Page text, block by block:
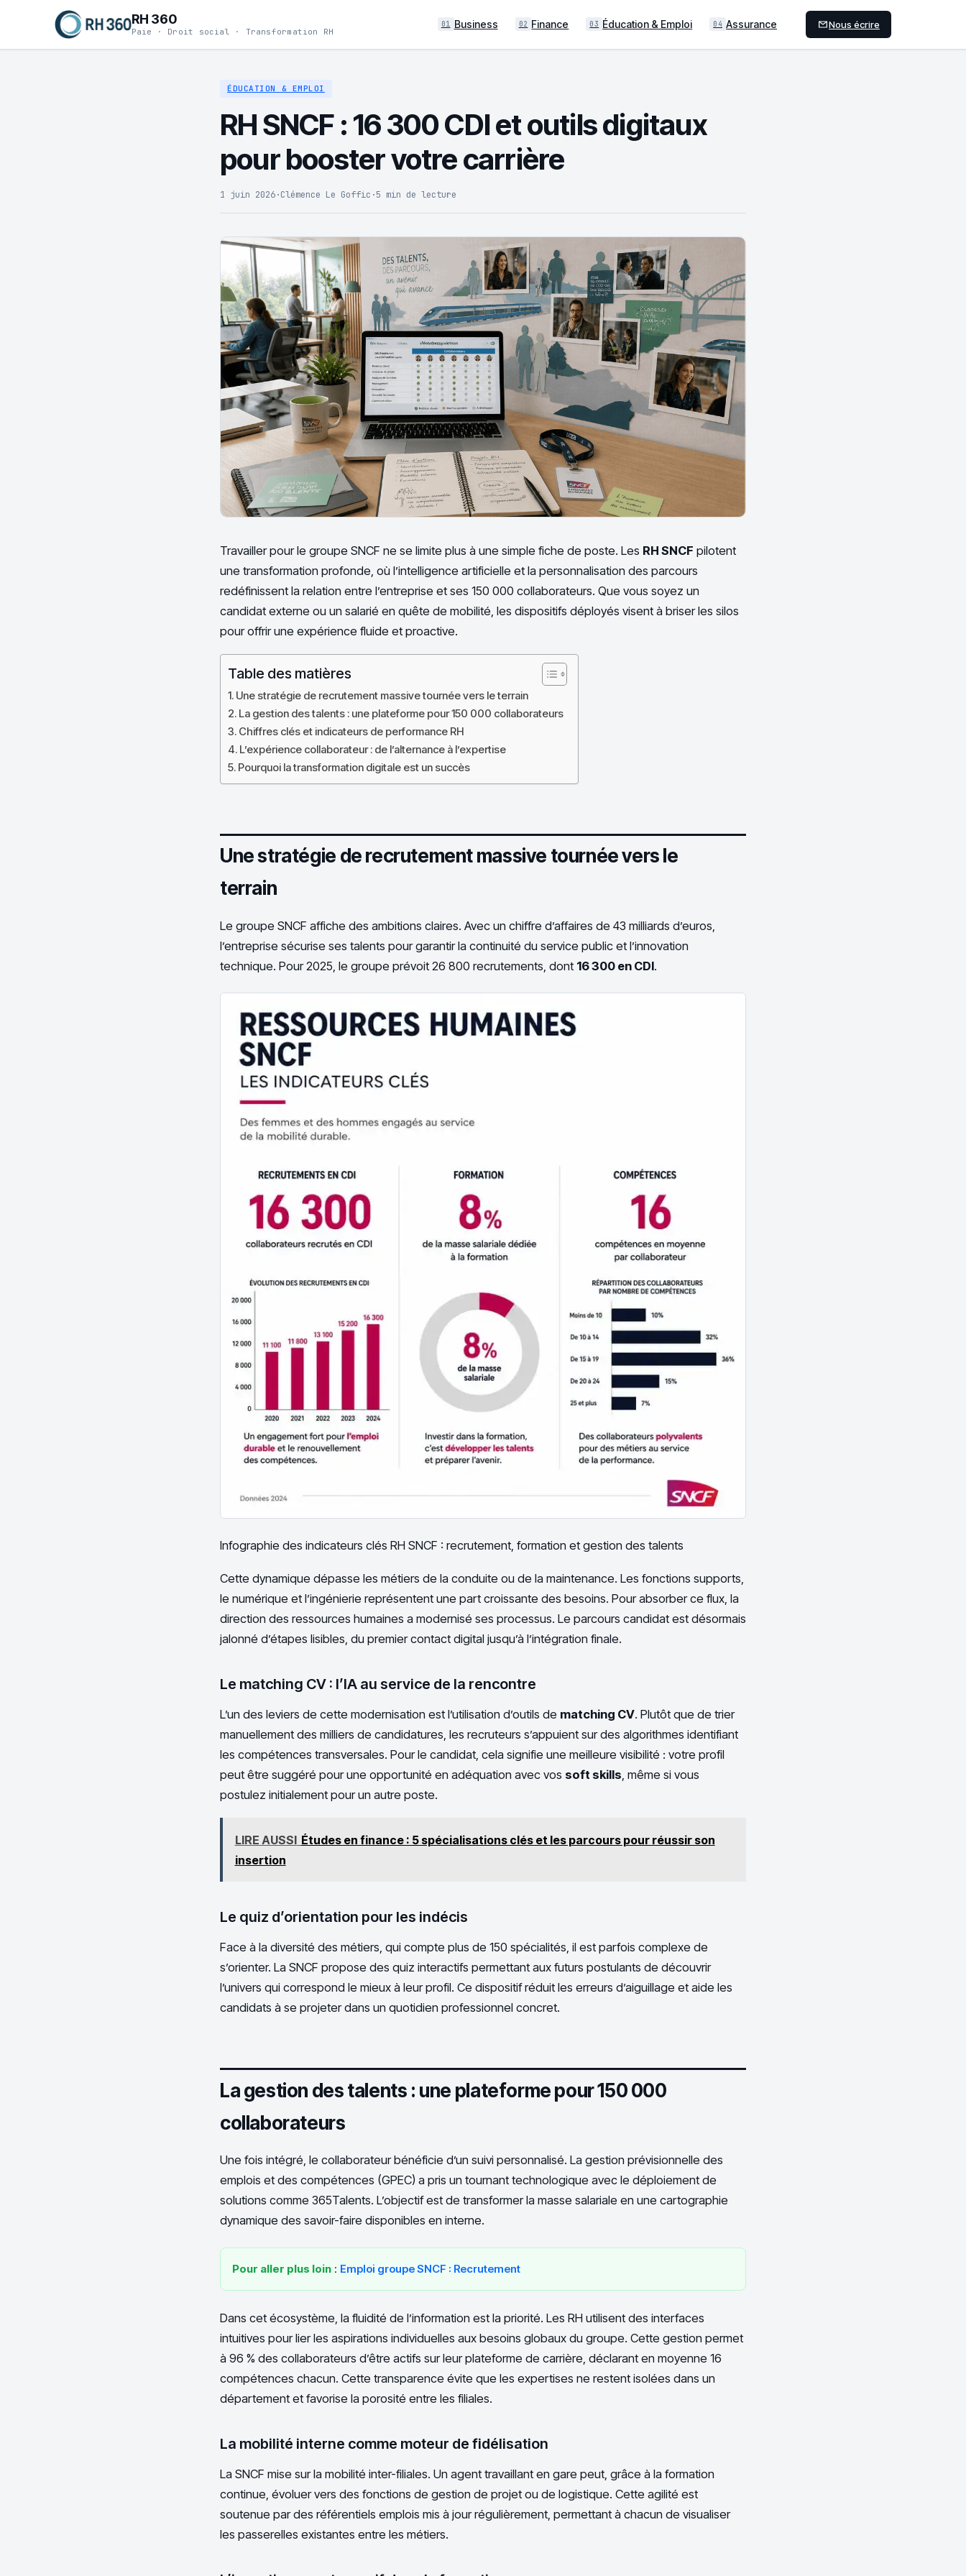
RH 360
Paie · Droit social · Transformation RH
01 Business 02 Finance 03 Éducation & Emploi 04 Assurance Nous écrire
ÉDUCATION & EMPLOI
RH SNCF : 16 300 CDI et outils digitaux
pour booster votre carrière
1 juin 2026·Clémence Le Goffic ·5 min de lecture
Travailler pour le groupe SNCF ne se limite plus à une simple fiche de poste. Les RH SNCF pilotent
une transformation profonde, où l’intelligence artificielle et la personnalisation des parcours
redéfinissent la relation entre l’entreprise et ses 150 000 collaborateurs. Que vous soyez un
candidat externe ou un salarié en quête de mobilité, les dispositifs déployés visent à briser les silos
pour offrir une expérience fluide et proactive.
Table des matières
Une stratégie de recrutement massive tournée vers le terrain
La gestion des talents : une plateforme pour 150 000 collaborateurs
Chiffres clés et indicateurs de performance RH
L’expérience collaborateur : de l’alternance à l’expertise
Pourquoi la transformation digitale est un succès
Une stratégie de recrutement massive tournée vers le
terrain
Le groupe SNCF affiche des ambitions claires. Avec un chiffre d’affaires de 43 milliards d’euros,
l’entreprise sécurise ses talents pour garantir la continuité du service public et l’innovation
technique. Pour 2025, le groupe prévoit 26 800 recrutements, dont 16 300 en CDI.
Infographie des indicateurs clés RH SNCF : recrutement, formation et gestion des talents
Cette dynamique dépasse les métiers de la conduite ou de la maintenance. Les fonctions supports,
le numérique et l’ingénierie représentent une part croissante des besoins. Pour absorber ce flux, la
direction des ressources humaines a modernisé ses processus. Le parcours candidat est désormais
jalonné d’étapes lisibles, du premier contact digital jusqu’à l’intégration finale.
Le matching CV : l’IA au service de la rencontre
L’un des leviers de cette modernisation est l’utilisation d’outils de matching CV. Plutôt que de trier
manuellement des milliers de candidatures, les recruteurs s’appuient sur des algorithmes identifiant
les compétences transversales. Pour le candidat, cela signifie une meilleure visibilité : votre profil
peut être suggéré pour une opportunité en adéquation avec vos soft skills, même si vous
postulez initialement pour un autre poste.
LIRE AUSSI Études en finance : 5 spécialisations clés et les parcours pour réussir son
insertion
Le quiz d’orientation pour les indécis
Face à la diversité des métiers, qui compte plus de 150 spécialités, il est parfois complexe de
s’orienter. La SNCF propose des quiz interactifs permettant aux futurs postulants de découvrir
l’univers qui correspond le mieux à leur profil. Ce dispositif réduit les erreurs d’aiguillage et aide les
candidats à se projeter dans un quotidien professionnel concret.
La gestion des talents : une plateforme pour 150 000
collaborateurs
Une fois intégré, le collaborateur bénéficie d’un suivi personnalisé. La gestion prévisionnelle des
emplois et des compétences (GPEC) a pris un tournant technologique avec le déploiement de
solutions comme 365Talents. L’objectif est de transformer la masse salariale en une cartographie
dynamique des savoir-faire disponibles en interne.
Pour aller plus loin : Emploi groupe SNCF : Recrutement
Dans cet écosystème, la fluidité de l’information est la priorité. Les RH utilisent des interfaces
intuitives pour lier les aspirations individuelles aux besoins globaux du groupe. Cette gestion permet
à 96 % des collaborateurs d’être actifs sur leur plateforme de carrière, déclarant en moyenne 16
compétences chacun. Cette transparence évite que les expertises ne restent isolées dans un
département et favorise la porosité entre les filiales.
La mobilité interne comme moteur de fidélisation
La SNCF mise sur la mobilité inter-filiales. Un agent travaillant en gare peut, grâce à la formation
continue, évoluer vers des fonctions de gestion de projet ou de logistique. Cette agilité est
soutenue par des référentiels emplois mis à jour régulièrement, permettant à chacun de visualiser
les passerelles existantes entre les métiers.